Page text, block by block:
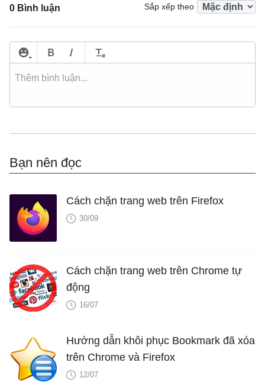
0 Bình luận Sắp xếp theo
Bạn nên đọc
Cách chặn trang web trên Firefox
30/09
Cách chặn trang web trên Chrome tự
động
16/07
Hướng dẫn khôi phục Bookmark đã xóa
trên Chrome và Firefox
12/07